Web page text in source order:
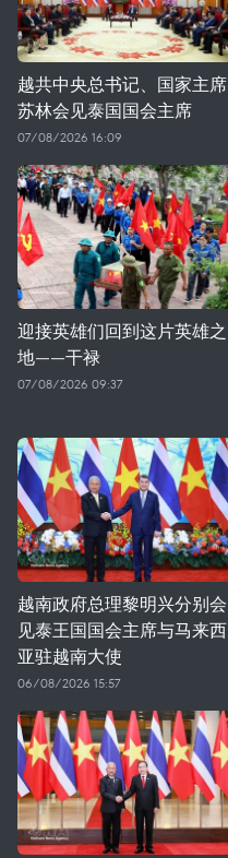
越共中央总书记、国家主席
苏林会见泰国国会主席
07/08/2026 16:09
迎接英雄们回到这片英雄之
地——干禄
07/08/2026 09:37
越南政府总理黎明兴分别会
见泰王国国会主席与马来西
亚驻越南大使
06/08/2026 15:57